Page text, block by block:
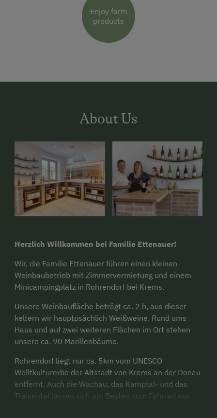
Enjoy farm
products
About Us
Herzlich Willkommen bei Familie Ettenauer!
Wir, die Familie Ettenauer führen einen kleinen
Weinbaubetrieb mit Zimmervermietung und einem
Minicampingplatz in Rohrendorf bei Krems.
Unsere Weinbaufläche beträgt ca. 2 h, aus dieser
keltern wir hauptpsächlich Weißweine. Rund ums
Haus und auf zwei weiteren Flächen im Ort stehen
unsere ca. 90 Marillenbäume.
Rohrendorf liegt nur ca. 5km vom UNESCO
Welltkulturerbe der Altstadt von Krems an der Donau
entfernt. Auch die Wachau, das Kamptal- und das
Traisental lassen sich am Besten vom Fahrrad aus